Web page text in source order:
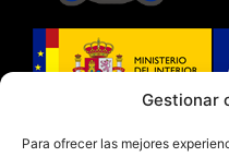
Gestionar
Para ofrecer las mejores
Habilitado por el